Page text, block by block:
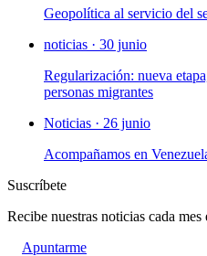
Geopolítica al servicio del
noticias · 30 junio
Regularización: nueva
personas migrantes
Noticias · 26 junio
Acompañamos en
Suscríbete
Recibe nuestras noticias cada mes
Apuntarme